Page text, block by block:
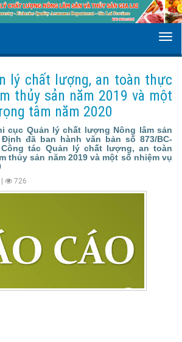
lý chất lượng, an toàn thực
thủy sản năm 2019 và một
tâm năm 2020
cục Quản lý chất lượng Nông lâm sản
đã ban hành văn bản số 873/BC-
tác Quản lý chất lượng, an toàn
thủy sản năm 2019 và một số nhiệm vụ
726